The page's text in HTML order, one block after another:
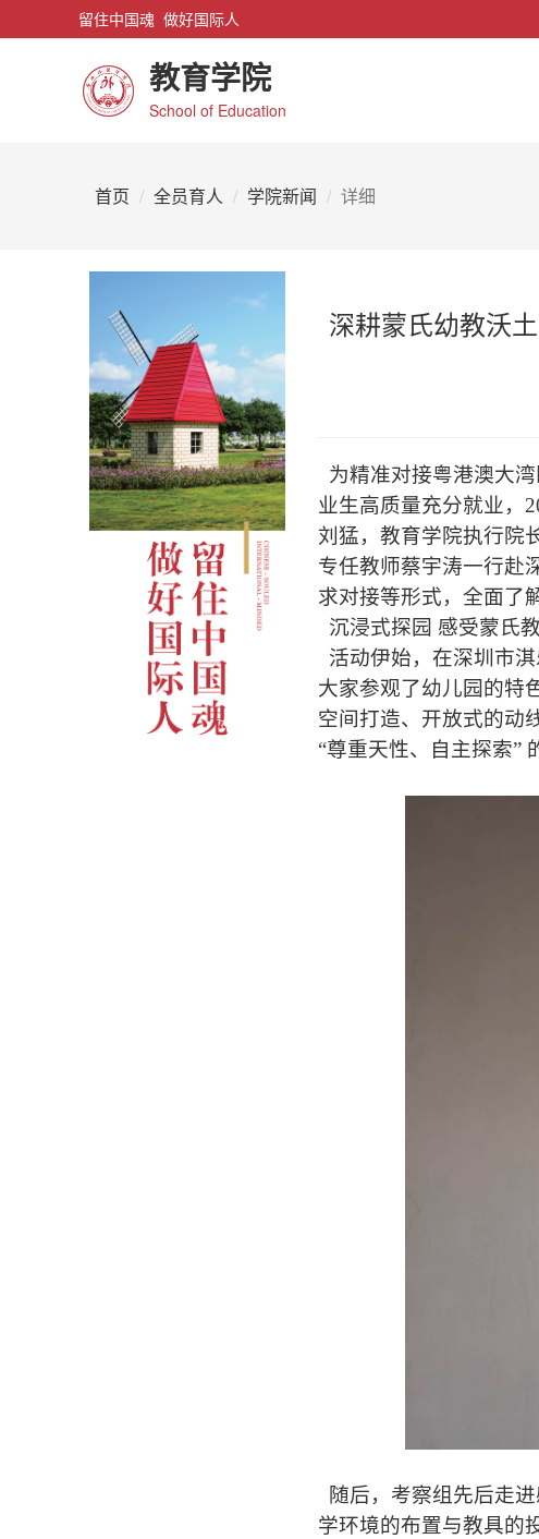
留住中国魂 做好国际人
教育学院
School of Education
首页 全员育人 学院新闻 详细
深耕蒙氏幼教沃
为精准对接粤港澳大
业生高质量充分就业，
刘猛，教育学院执行院
专任教师蔡宇涛一行赴
求对接等形式，全面了
沉浸式探园 感受蒙氏
活动伊始，在深圳市
大家参观了幼儿园的特
空间打造、开放式的动
“尊重天性、自主探索”
随后，考察组先后走
学环境的布置与教具的